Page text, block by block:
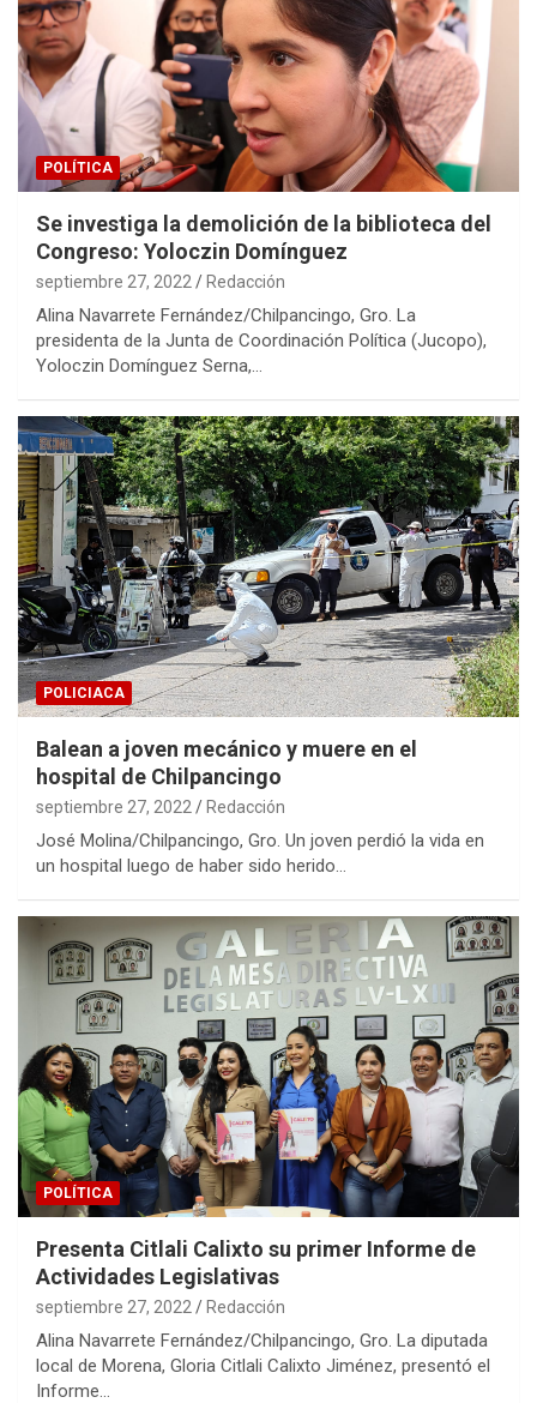
POLÍTICA
Se investiga la demolición de la biblioteca del
Congreso: Yoloczin Domínguez
septiembre 27, 2022 Redacción
Alina Navarrete Fernández/Chilpancingo, Gro. La
presidenta de la Junta de Coordinación Política (Jucopo),
Yoloczin Domínguez Serna,…
POLICIACA
Balean a joven mecánico y muere en el
hospital de Chilpancingo
septiembre 27, 2022 Redacción
José Molina/Chilpancingo, Gro. Un joven perdió la vida en
un hospital luego de haber sido herido…
POLÍTICA
Presenta Citlali Calixto su primer Informe de
Actividades Legislativas
septiembre 27, 2022 Redacción
Alina Navarrete Fernández/Chilpancingo, Gro. La diputada
local de Morena, Gloria Citlali Calixto Jiménez, presentó el
Informe…